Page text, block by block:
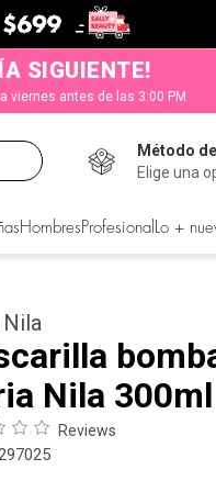
SIGUIENTE!
viernes antes de las 3:00 PM
Método
Elige una
Hombres Profesional Lo +
Nila 300ml
Reviews